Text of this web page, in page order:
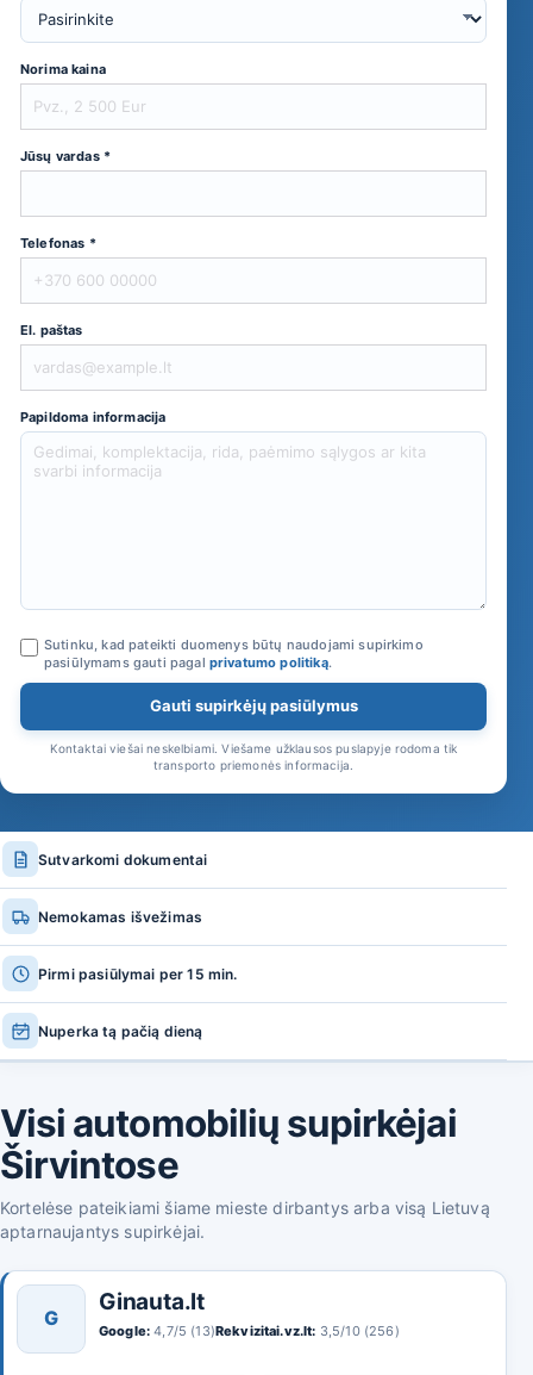
Norima kaina
Jūsų vardas *
Telefonas *
El. paštas
Papildoma informacija
Sutinku, kad pateikti duomenys būtų naudojami supirkimo
pasiūlymams gauti pagal privatumo politiką.
Gauti supirkėjų pasiūlymus
Kontaktai viešai neskelbiami. Viešame užklausos puslapyje rodoma tik
transporto priemonės informacija.
Sutvarkomi dokumentai
Nemokamas išvežimas
Pirmi pasiūlymai per 15 min.
Nuperka tą pačią dieną
Visi automobilių supirkėjai
Širvintose
Kortelėse pateikiami šiame mieste dirbantys arba visą Lietuvą
aptarnaujantys supirkėjai.
G
Ginauta.lt
Google: 4,7/5 (13)Rekvizitai.vz.lt: 3,5/10 (256)